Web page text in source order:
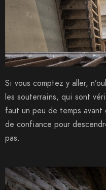
Si vous comptez y aller,
les souterrains, qui sont
faut un peu de temps
de confiance pour
pas.